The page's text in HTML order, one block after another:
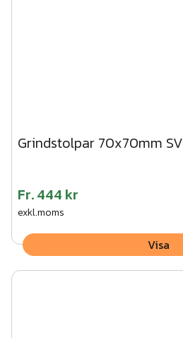
Grindstolpar 70x70mm SV
Fr.444 kr
exkl.moms
Visa